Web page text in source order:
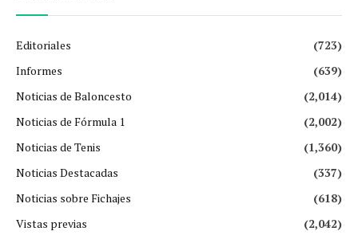
Editoriales
(723)
Informes
(639)
Noticias de Baloncesto
(2,014)
Noticias de Fórmula 1
(2,002)
Noticias de Tenis
(1,360)
Noticias Destacadas
(337)
Noticias sobre Fichajes
(618)
Vistas previas
(2,042)